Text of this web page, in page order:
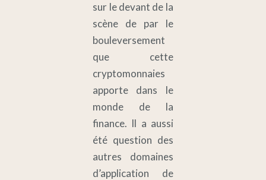
sur le devant de la
scène de par le
bouleversement
que cette
cryptomonnaies
apporte dans le
monde de la
finance. Il a aussi
été question des
autres domaines
d’application de